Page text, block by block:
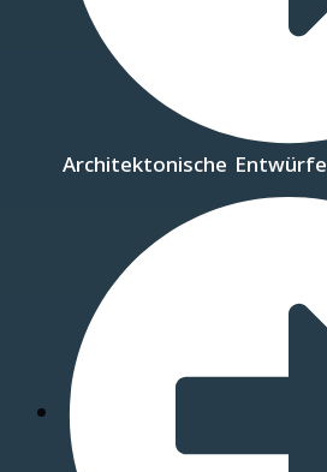
Architektonische Entwürfe